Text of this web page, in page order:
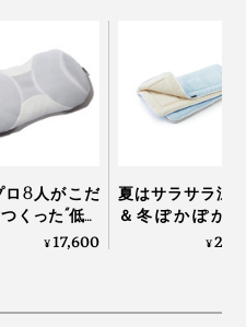
トン毛布だから、肌に触れ
っと触っていたくなるよう
暖かい――秋や春はこれ1
て、ずっと“包まれる安心
ロ8人がこだ
くった“低め
”の究極の枕
¥17,600
夏はサラサラ涼
＆冬ぽかぽか
い、敷くだけ「
¥